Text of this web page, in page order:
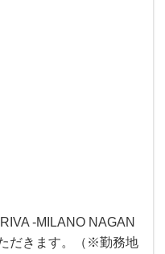
-MILANO NAGAN
だきます。（※勤務地